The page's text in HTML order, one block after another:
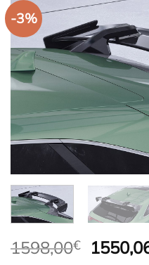
-3%
1598,00€
Le